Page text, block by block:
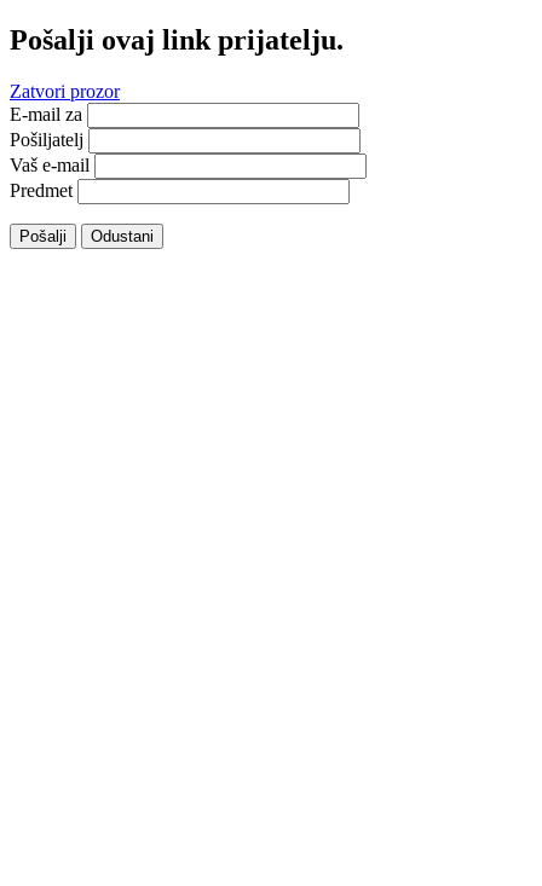
Pošalji ovaj link prijatelju.
Zatvori prozor
E-mail za
Pošiljatelj
Vaš e-mail
Predmet
Pošalji Odustani